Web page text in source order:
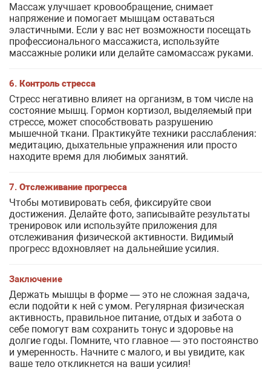
Массаж улучшает кровообращение, снимает
напряжение и помогает мышцам оставаться
эластичными. Если у вас нет возможности посещать
профессионального массажиста, используйте
массажные ролики или делайте самомассаж руками.
6. Контроль стресса
Стресс негативно влияет на организм, в том числе на
состояние мышц. Гормон кортизол, выделяемый при
стрессе, может способствовать разрушению
мышечной ткани. Практикуйте техники расслабления:
медитацию, дыхательные упражнения или просто
находите время для любимых занятий.
7. Отслеживание прогресса
Чтобы мотивировать себя, фиксируйте свои
достижения. Делайте фото, записывайте результаты
тренировок или используйте приложения для
отслеживания физической активности. Видимый
прогресс вдохновляет на дальнейшие усилия.
Заключение
Держать мышцы в форме — это не сложная задача,
если подойти к ней с умом. Регулярная физическая
активность, правильное питание, отдых и забота о
себе помогут вам сохранить тонус и здоровье на
долгие годы. Помните, что главное — это постоянство
и умеренность. Начните с малого, и вы увидите, как
ваше тело откликнется на ваши усилия!